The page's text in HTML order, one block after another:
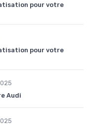
pour votre
pour votre
Audi